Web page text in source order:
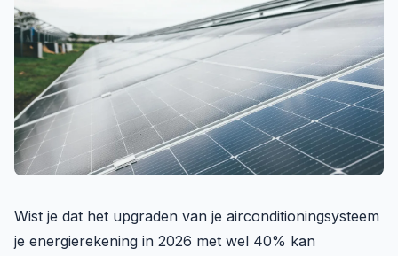
Wist je dat het upgraden van je airconditioningsysteem
je energierekening in 2026 met wel 40% kan